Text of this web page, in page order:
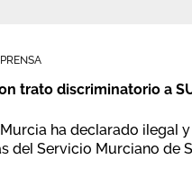
trato discriminatorio a
ha declarado
del Servicio Murciano de